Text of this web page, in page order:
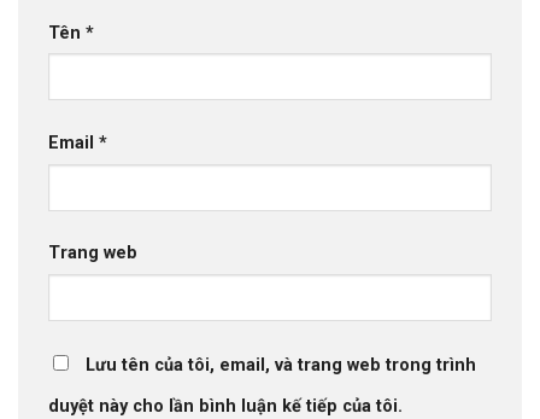
Tên *
Email *
Trang web
Lưu tên của tôi, email, và trang web trong trình
duyệt này cho lần bình luận kế tiếp của tôi.